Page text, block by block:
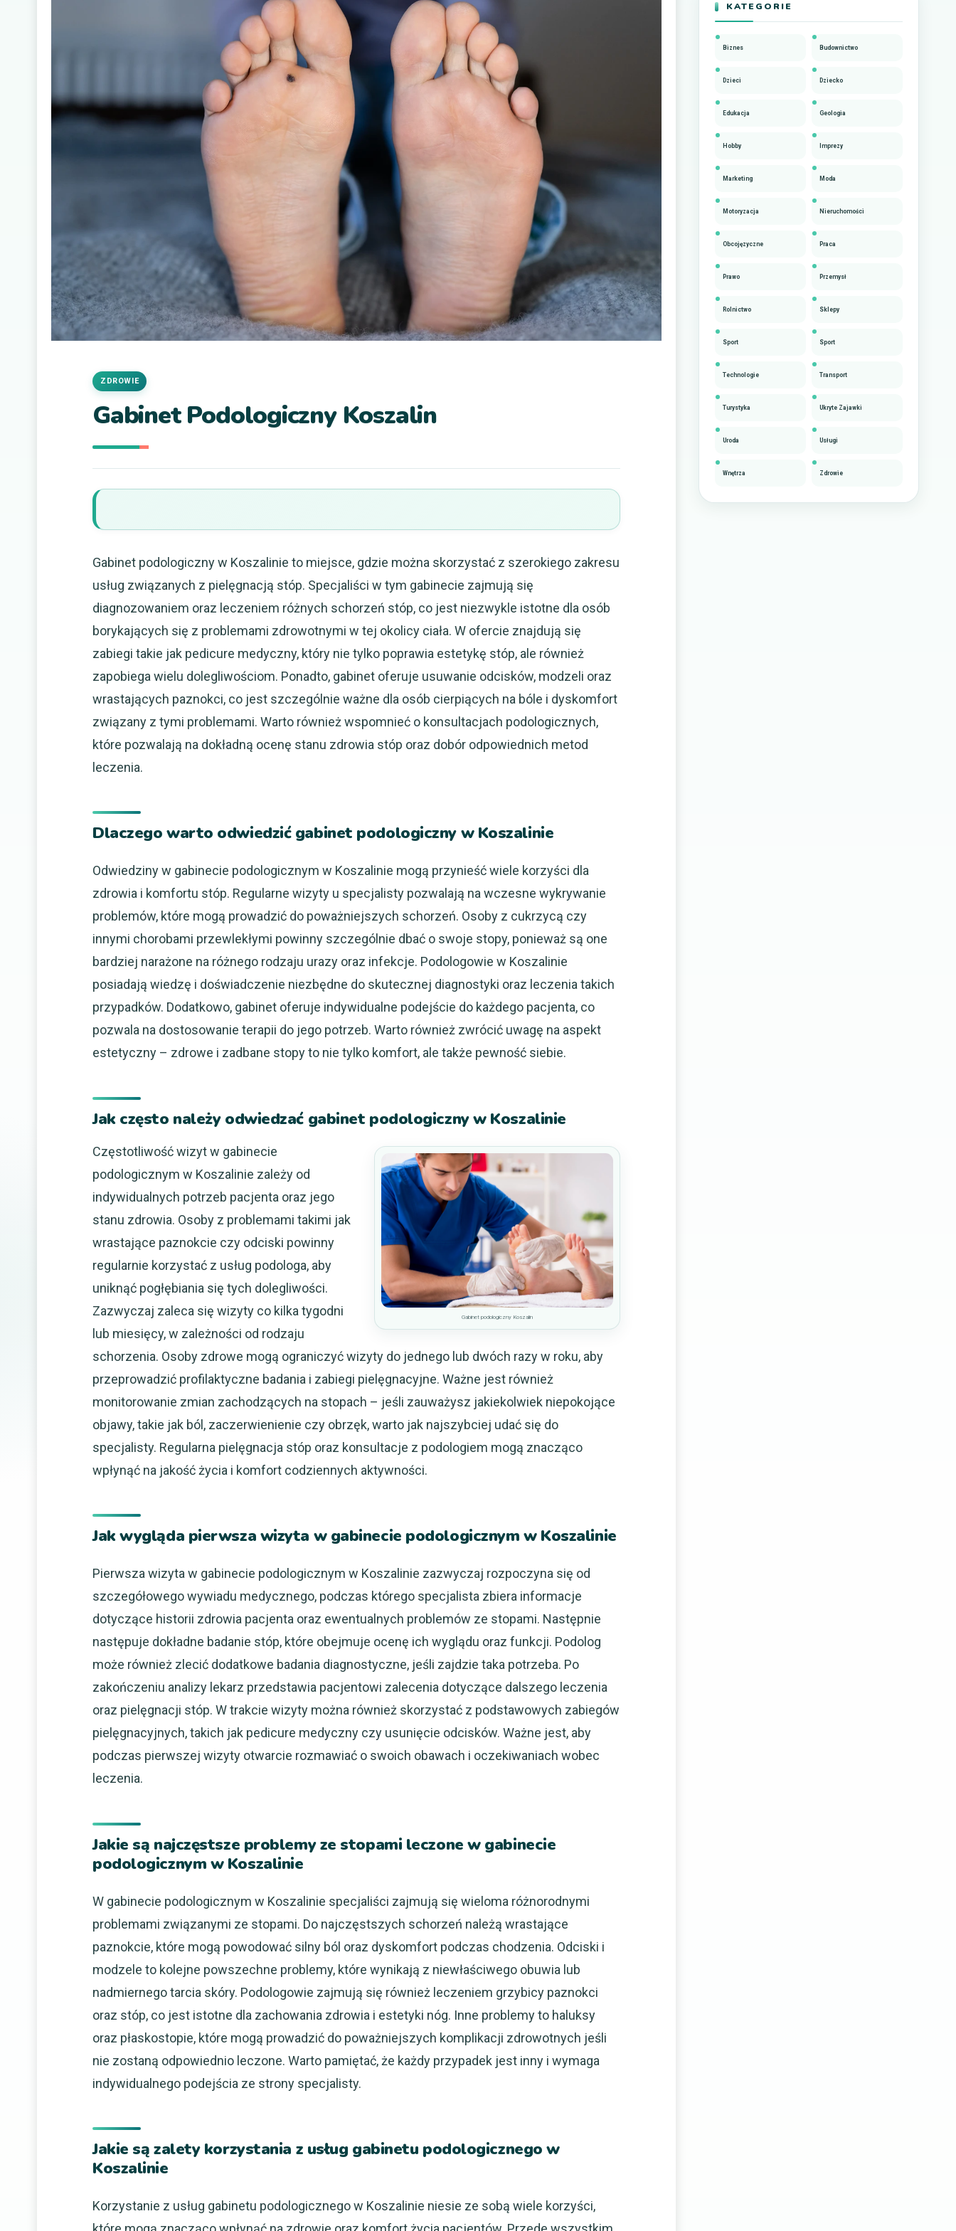
Gabinet Podologiczny Koszalin
ZDROWIE
Gabinet podologiczny w Koszalinie to miejsce, gdzie można skorzystać z szerokiego zakresu
usług związanych z pielęgnacją stóp. Specjaliści w tym gabinecie zajmują się
diagnozowaniem oraz leczeniem różnych schorzeń stóp, co jest niezwykle istotne dla osób
borykających się z problemami zdrowotnymi w tej okolicy ciała. W ofercie znajdują się
zabiegi takie jak pedicure medyczny, który nie tylko poprawia estetykę stóp, ale również
zapobiega wielu dolegliwościom. Ponadto, gabinet oferuje usuwanie odcisków, modzeli oraz
wrastających paznokci, co jest szczególnie ważne dla osób cierpiących na bóle i dyskomfort
związany z tymi problemami. Warto również wspomnieć o konsultacjach podologicznych,
które pozwalają na dokładną ocenę stanu zdrowia stóp oraz dobór odpowiednich metod
leczenia.
Dlaczego warto odwiedzić gabinet podologiczny w Koszalinie
Odwiedziny w gabinecie podologicznym w Koszalinie mogą przynieść wiele korzyści dla
zdrowia i komfortu stóp. Regularne wizyty u specjalisty pozwalają na wczesne wykrywanie
problemów, które mogą prowadzić do poważniejszych schorzeń. Osoby z cukrzycą czy
innymi chorobami przewlekłymi powinny szczególnie dbać o swoje stopy, ponieważ są one
bardziej narażone na różnego rodzaju urazy oraz infekcje. Podologowie w Koszalinie
posiadają wiedzę i doświadczenie niezbędne do skutecznej diagnostyki oraz leczenia takich
przypadków. Dodatkowo, gabinet oferuje indywidualne podejście do każdego pacjenta, co
pozwala na dostosowanie terapii do jego potrzeb. Warto również zwrócić uwagę na aspekt
estetyczny – zdrowe i zadbane stopy to nie tylko komfort, ale także pewność siebie.
Jak często należy odwiedzać gabinet podologiczny w Koszalinie
Gabinet podologiczny Koszalin
Częstotliwość wizyt w gabinecie
podologicznym w Koszalinie zależy od
indywidualnych potrzeb pacjenta oraz jego
stanu zdrowia. Osoby z problemami takimi jak
wrastające paznokcie czy odciski powinny
regularnie korzystać z usług podologa, aby
uniknąć pogłębiania się tych dolegliwości.
Zazwyczaj zaleca się wizyty co kilka tygodni
lub miesięcy, w zależności od rodzaju
schorzenia. Osoby zdrowe mogą ograniczyć wizyty do jednego lub dwóch razy w roku, aby
przeprowadzić profilaktyczne badania i zabiegi pielęgnacyjne. Ważne jest również
monitorowanie zmian zachodzących na stopach – jeśli zauważysz jakiekolwiek niepokojące
objawy, takie jak ból, zaczerwienienie czy obrzęk, warto jak najszybciej udać się do
specjalisty. Regularna pielęgnacja stóp oraz konsultacje z podologiem mogą znacząco
wpłynąć na jakość życia i komfort codziennych aktywności.
Jak wygląda pierwsza wizyta w gabinecie podologicznym w Koszalinie
Pierwsza wizyta w gabinecie podologicznym w Koszalinie zazwyczaj rozpoczyna się od
szczegółowego wywiadu medycznego, podczas którego specjalista zbiera informacje
dotyczące historii zdrowia pacjenta oraz ewentualnych problemów ze stopami. Następnie
następuje dokładne badanie stóp, które obejmuje ocenę ich wyglądu oraz funkcji. Podolog
może również zlecić dodatkowe badania diagnostyczne, jeśli zajdzie taka potrzeba. Po
zakończeniu analizy lekarz przedstawia pacjentowi zalecenia dotyczące dalszego leczenia
oraz pielęgnacji stóp. W trakcie wizyty można również skorzystać z podstawowych zabiegów
pielęgnacyjnych, takich jak pedicure medyczny czy usunięcie odcisków. Ważne jest, aby
podczas pierwszej wizyty otwarcie rozmawiać o swoich obawach i oczekiwaniach wobec
leczenia.
Jakie są najczęstsze problemy ze stopami leczone w gabinecie
podologicznym w Koszalinie
W gabinecie podologicznym w Koszalinie specjaliści zajmują się wieloma różnorodnymi
problemami związanymi ze stopami. Do najczęstszych schorzeń należą wrastające
paznokcie, które mogą powodować silny ból oraz dyskomfort podczas chodzenia. Odciski i
modzele to kolejne powszechne problemy, które wynikają z niewłaściwego obuwia lub
nadmiernego tarcia skóry. Podologowie zajmują się również leczeniem grzybicy paznokci
oraz stóp, co jest istotne dla zachowania zdrowia i estetyki nóg. Inne problemy to haluksy
oraz płaskostopie, które mogą prowadzić do poważniejszych komplikacji zdrowotnych jeśli
nie zostaną odpowiednio leczone. Warto pamiętać, że każdy przypadek jest inny i wymaga
indywidualnego podejścia ze strony specjalisty.
Jakie są zalety korzystania z usług gabinetu podologicznego w
Koszalinie
Korzystanie z usług gabinetu podologicznego w Koszalinie niesie ze sobą wiele korzyści,
KATEGORIE
Biznes Budownictwo
Dzieci Dziecko
Edukacja Geologia
Hobby Imprezy
Marketing Moda
Motoryzacja Nieruchomości
Obcojęzyczne Praca
Prawo Przemysł
Rolnictwo Sklepy
Sport Sport
Technologie Transport
Turystyka Ukryte Zajawki
Uroda Usługi
Wnętrza Zdrowie